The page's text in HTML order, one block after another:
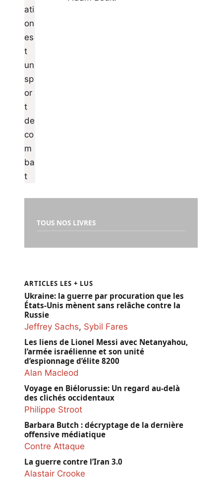
TOUS NOS LIVRES
ARTICLES LES + LUS
Ukraine: la guerre par procuration que les
États-Unis mènent sans relâche contre la
Russie
Jeffrey Sachs, Sybil Fares
Les liens de Lionel Messi avec Netanyahou,
l’armée israélienne et son unité
d’espionnage d’élite 8200
Alan Macleod
Voyage en Biélorussie: Un regard au-delà
des clichés occidentaux
Philippe Stroot
Barbara Butch : décryptage de la dernière
offensive médiatique
Contre Attaque
La guerre contre l’Iran 3.0
Alastair Crooke